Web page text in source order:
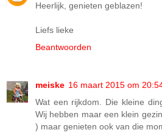
Heerlijk, genieten geblazen!
Liefs lieke
Beantwoorden
meiske 16 maart 2015 om
Wat een rijkdom. Die kleine
Wij hebben maar een klein
) maar genieten ook van die